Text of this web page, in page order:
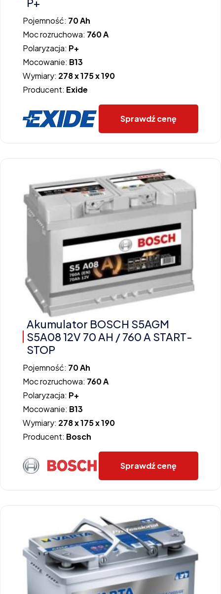
Pojemność: 70 Ah
Moc rozruchowa: 760 A
Polaryzacja: P+
Mocowanie: B13
Wymiary: 278 x 175 x 190
Producent: Exide
Sprawdź cenę
Akumulator BOSCH S5AGM
S5A08 12V 70 AH / 760 A START-
STOP
Pojemność: 70 Ah
Moc rozruchowa: 760 A
Polaryzacja: P+
Mocowanie: B13
Wymiary: 278 x 175 x 190
Producent: Bosch
Sprawdź cenę